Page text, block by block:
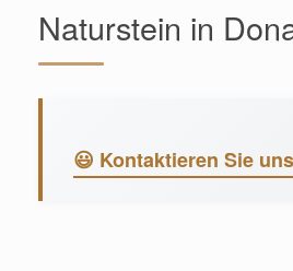
Naturstein in
😃 Kontaktieren Sie